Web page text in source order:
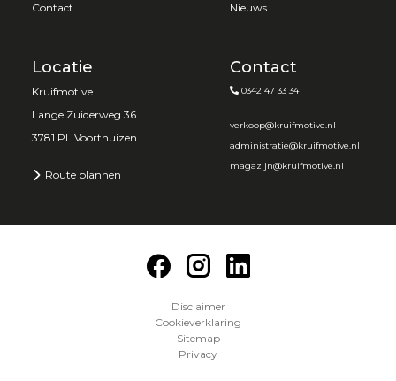
Contact
Nieuws
Locatie
Kruifmotive
Lange Zuiderweg 36
3781 PL Voorthuizen
Route plannen
Contact
0342 47 33 34
verkoop@kruifmotive.nl
administratie@kruifmotive.nl
magazijn@kruifmotive.nl
Disclaimer
Cookieverklaring
Sitemap
Privacy